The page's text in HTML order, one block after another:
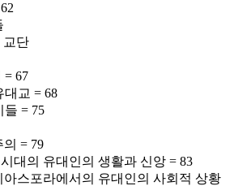
교단
= 67
대교 = 68
들 = 75
= 79
대의 유대인의 생활과 신앙 = 83
아스포라에서의 유대인의 사회적 상황